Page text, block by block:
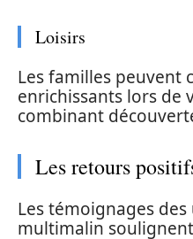
Loisirs
Les familles peuvent
enrichissants lors de
combinant
Les retours
Les témoignages
multimalin